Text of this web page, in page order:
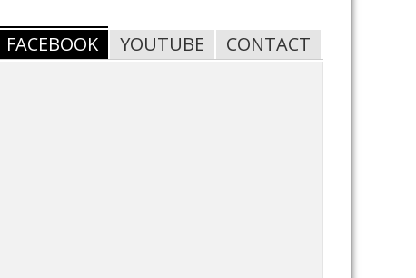
FACEBOOK YOUTUBE CONTACT